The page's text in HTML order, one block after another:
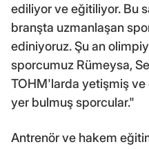
ediliyor ve eğitiliyor. Bu
branşta uzmanlaşan
ediniyoruz. Şu an
sporcumuz Rümeysa,
TOHM'larda yetişmiş
yer bulmuş sporcular."
Antrenör ve hakem